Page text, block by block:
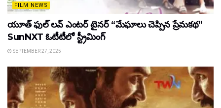
FILM NEWS
యూత్ ఫుల్ లవ్ ఎంటర్ టైనర్ “మేఘాలు చెప్పిన ప్రేమకథ”
SunNXT ఓటీటీలో స్ట్రీమింగ్
SEPTEMBER 27, 2025